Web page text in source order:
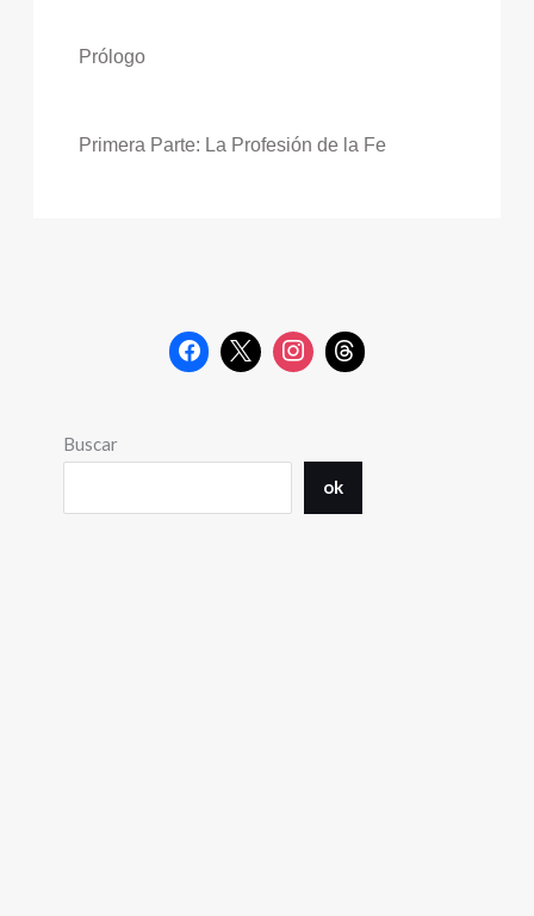
Prólogo
Primera Parte: La Profesión de la Fe
Buscar
ok